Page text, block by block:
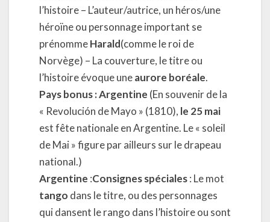
l’histoire – L’auteur/autrice, un héros/une
héroïne ou personnage important se
prénommeHarald(comme le roi de
Norvège) – La couverture, le titre ou
l’histoire évoque uneaurore boréale.
Pays bonus : Argentine (En souvenir de la
« Revolución de Mayo » (1810), le 25 mai
est fête nationale en Argentine. Le « soleil
de Mai » figure par ailleurs sur le drapeau
national.)
Argentine :Consignes spéciales: Le mot
tango dans le titre, ou des personnages
qui dansent le rango dans l’histoire ou sont